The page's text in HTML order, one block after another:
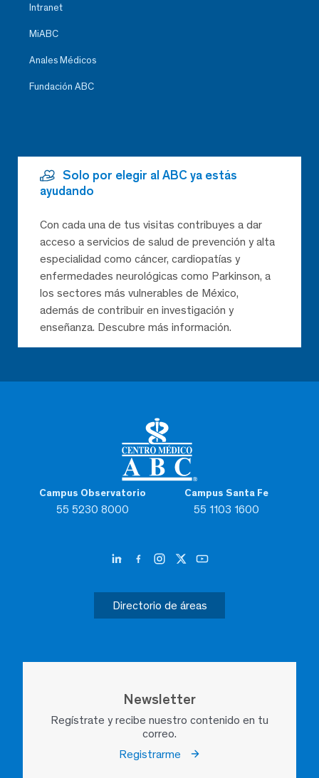
Campus Observatorio
55 5230 8000
Campus Santa Fe
55 1103 1600
Directorio de áreas
Newsletter
Regístrate y recibe nuestro contenido en tu
correo.
Registrarme
Intranet
MiABC
Anales Médicos
Fundación ABC
Solo por elegir al ABC ya estás
ayudando
Con cada una de tus visitas contribuyes a dar
acceso a servicios de salud de prevención y alta
especialidad como cáncer, cardiopatías y
enfermedades neurológicas como Parkinson, a
los sectores más vulnerables de México,
además de contribuir en investigación y
enseñanza. Descubre más información.